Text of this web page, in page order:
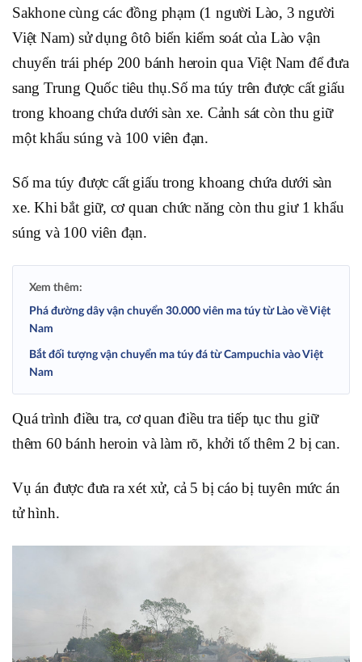
Sakhone cùng các đồng phạm (1 người Lào, 3 người
Việt Nam) sử dụng ôtô biển kiểm soát của Lào vận
chuyển trái phép 200 bánh heroin qua Việt Nam để đưa
sang Trung Quốc tiêu thụ.Số ma túy trên được cất giấu
trong khoang chứa dưới sàn xe. Cảnh sát còn thu giữ
một khẩu súng và 100 viên đạn.
Số ma túy được cất giấu trong khoang chứa dưới sàn
xe. Khi bắt giữ, cơ quan chức năng còn thu giư 1 khẩu
súng và 100 viên đạn.
Xem thêm:
Phá đường dây vận chuyển 30.000 viên ma túy từ Lào về Việt
Nam
Bắt đối tượng vận chuyển ma túy đá từ Campuchia vào Việt
Nam
Quá trình điều tra, cơ quan điều tra tiếp tục thu giữ
thêm 60 bánh heroin và làm rõ, khởi tố thêm 2 bị can.
Vụ án được đưa ra xét xử, cả 5 bị cáo bị tuyên mức án
tử hình.